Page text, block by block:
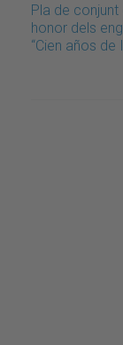
Pla de
honor dels
“Cien años de